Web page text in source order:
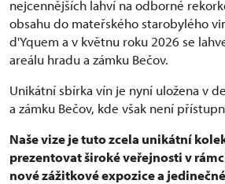
nejcennějších lahví na odborné
obsahu do mateřského starobylého
d'Yquem a v květnu roku 2026 se
areálu hradu a zámku Bečov.
Unikátní sbírka vín je nyní uložena v
a zámku Bečov, kde však není
Naše vize je tuto zcela unikátní
prezentovat široké veřejnosti v
nové zážitkovéexpozice a